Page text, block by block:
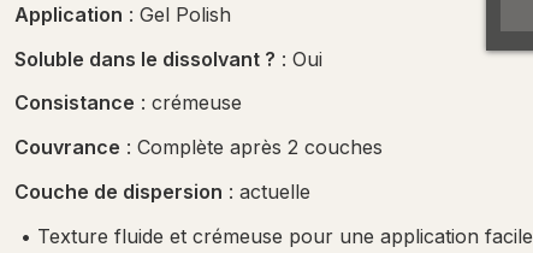
Application : Gel Polish
Soluble dans le dissolvant ? : Oui
Consistance : crémeuse
Couvrance : Complète après 2 couches
Couche de dispersion : actuelle
• Texture fluide et crémeuse pour une application